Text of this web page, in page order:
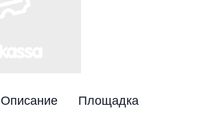
Описание Площадка